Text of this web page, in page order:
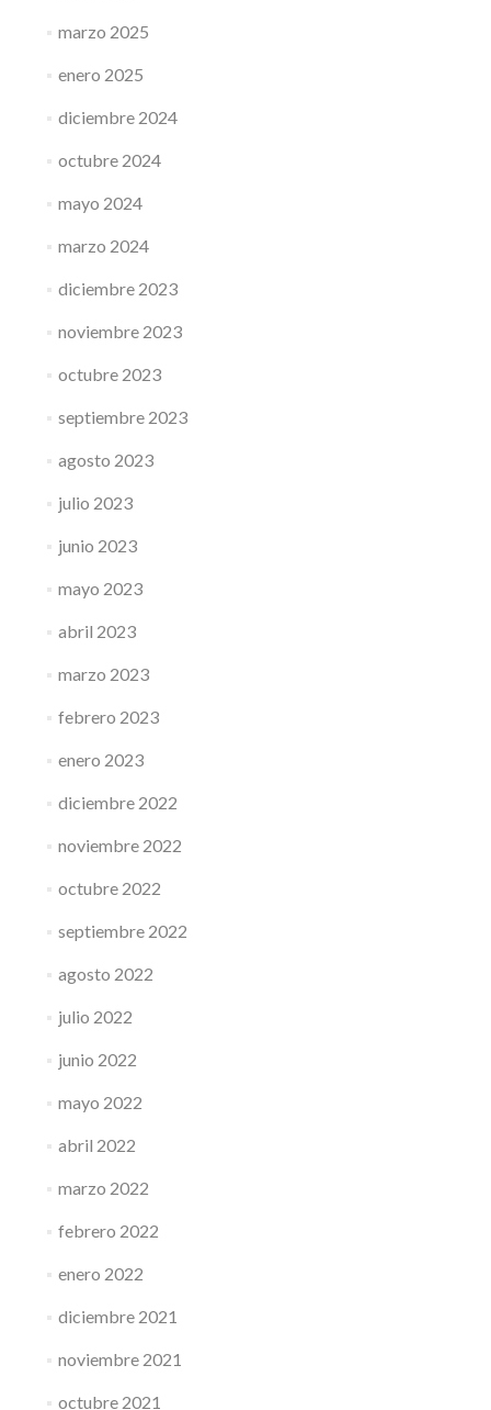
marzo 2025
enero 2025
diciembre 2024
octubre 2024
mayo 2024
marzo 2024
diciembre 2023
noviembre 2023
octubre 2023
septiembre 2023
agosto 2023
julio 2023
junio 2023
mayo 2023
abril 2023
marzo 2023
febrero 2023
enero 2023
diciembre 2022
noviembre 2022
octubre 2022
septiembre 2022
agosto 2022
julio 2022
junio 2022
mayo 2022
abril 2022
marzo 2022
febrero 2022
enero 2022
diciembre 2021
noviembre 2021
octubre 2021